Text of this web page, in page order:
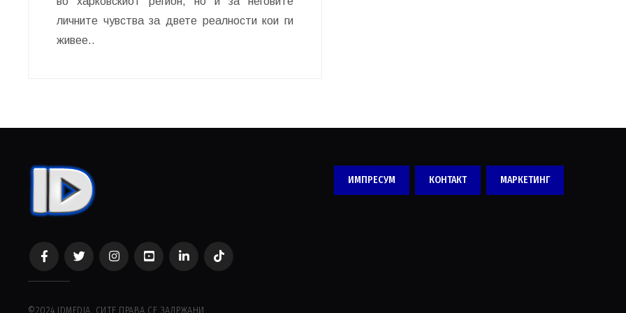
личните чувства за двете реалности кои ги
живее..
ИМПРЕСУМ КОНТАКТ МАРКЕТИНГ
©2024 IDMEDIA, СИТЕ ПРАВА СЕ ЗАДРЖАНИ